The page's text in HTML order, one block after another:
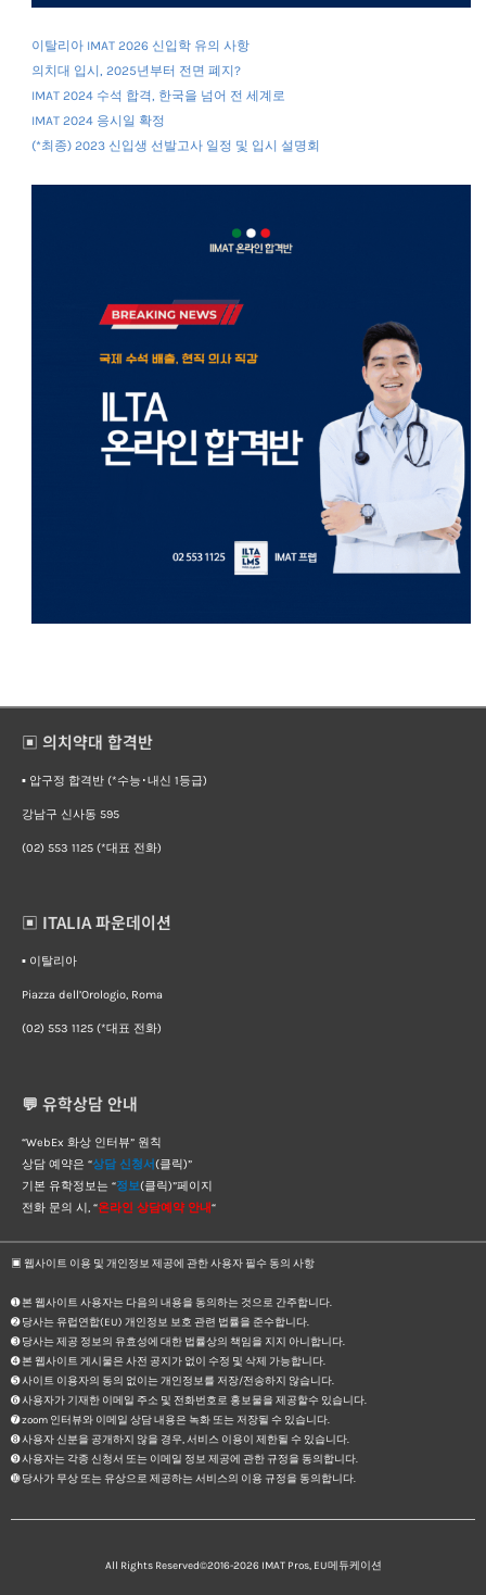
이탈리아 IMAT 2026 신입학 유의 사항
의치대 입시, 2025년부터 전면 폐지?
IMAT 2024 수석 합격, 한국을 넘어 전 세계로
IMAT 2024 응시일 확정
(*최종) 2023 신입생 선발고사 일정 및 입시 설명회
▣ 의치약대 합격반
▪︎ 압구정 합격반 (*수능･내신 1등급)
강남구 신사동 595
(02) 553 1125 (*대표 전화)
▣ ITALIA 파운데이션
▪︎ 이탈리아
Piazza dell’Orologio, Roma
(02) 553 1125 (*대표 전화)
💬 유학상담 안내
“WebEx 화상 인터뷰” 원칙
상담 예약은 “상담 신청서(클릭)”
기본 유학정보는 “정보(클릭)”페이지
전화 문의 시, “온라인 상담예약 안내“
▣ 웹사이트 이용 및 개인정보 제공에 관한 사용자 필수 동의 사항
➊ 본 웹사이트 사용자는 다음의 내용을 동의하는 것으로 간주합니다.
➋ 당사는 유럽연합(EU) 개인정보 보호 관련 법률을 준수합니다.
➌ 당사는 제공 정보의 유효성에 대한 법률상의 책임을 지지 아니합니다.
➍ 본 웹사이트 게시물은 사전 공지가 없이 수정 및 삭제 가능합니다.
➎ 사이트 이용자의 동의 없이는 개인정보를 저장/전송하지 않습니다.
➏ 사용자가 기재한 이메일 주소 및 전화번호로 홍보물을 제공할수 있습니다.
➐ zoom 인터뷰와 이메일 상담 내용은 녹화 또는 저장될 수 있습니다.
➑ 사용자 신분을 공개하지 않을 경우, 서비스 이용이 제한될 수 있습니다.
➒ 사용자는 각종 신청서 또는 이메일 정보 제공에 관한 규정을 동의합니다.
➓ 당사가 무상 또는 유상으로 제공하는 서비스의 이용 규정을 동의합니다.
All Rights Reserved©2016-2026 IMAT Pros, EU메듀케이션